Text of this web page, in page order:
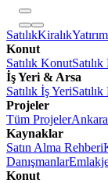
SatılıkKiralıkYatırım
Konut
Satılık Konut
İş Yeri & Arsa
Satılık İş Yeri
Projeler
Tüm Projeler
Kaynaklar
Satın Alma Rehberi
Danışmanlar
Konut